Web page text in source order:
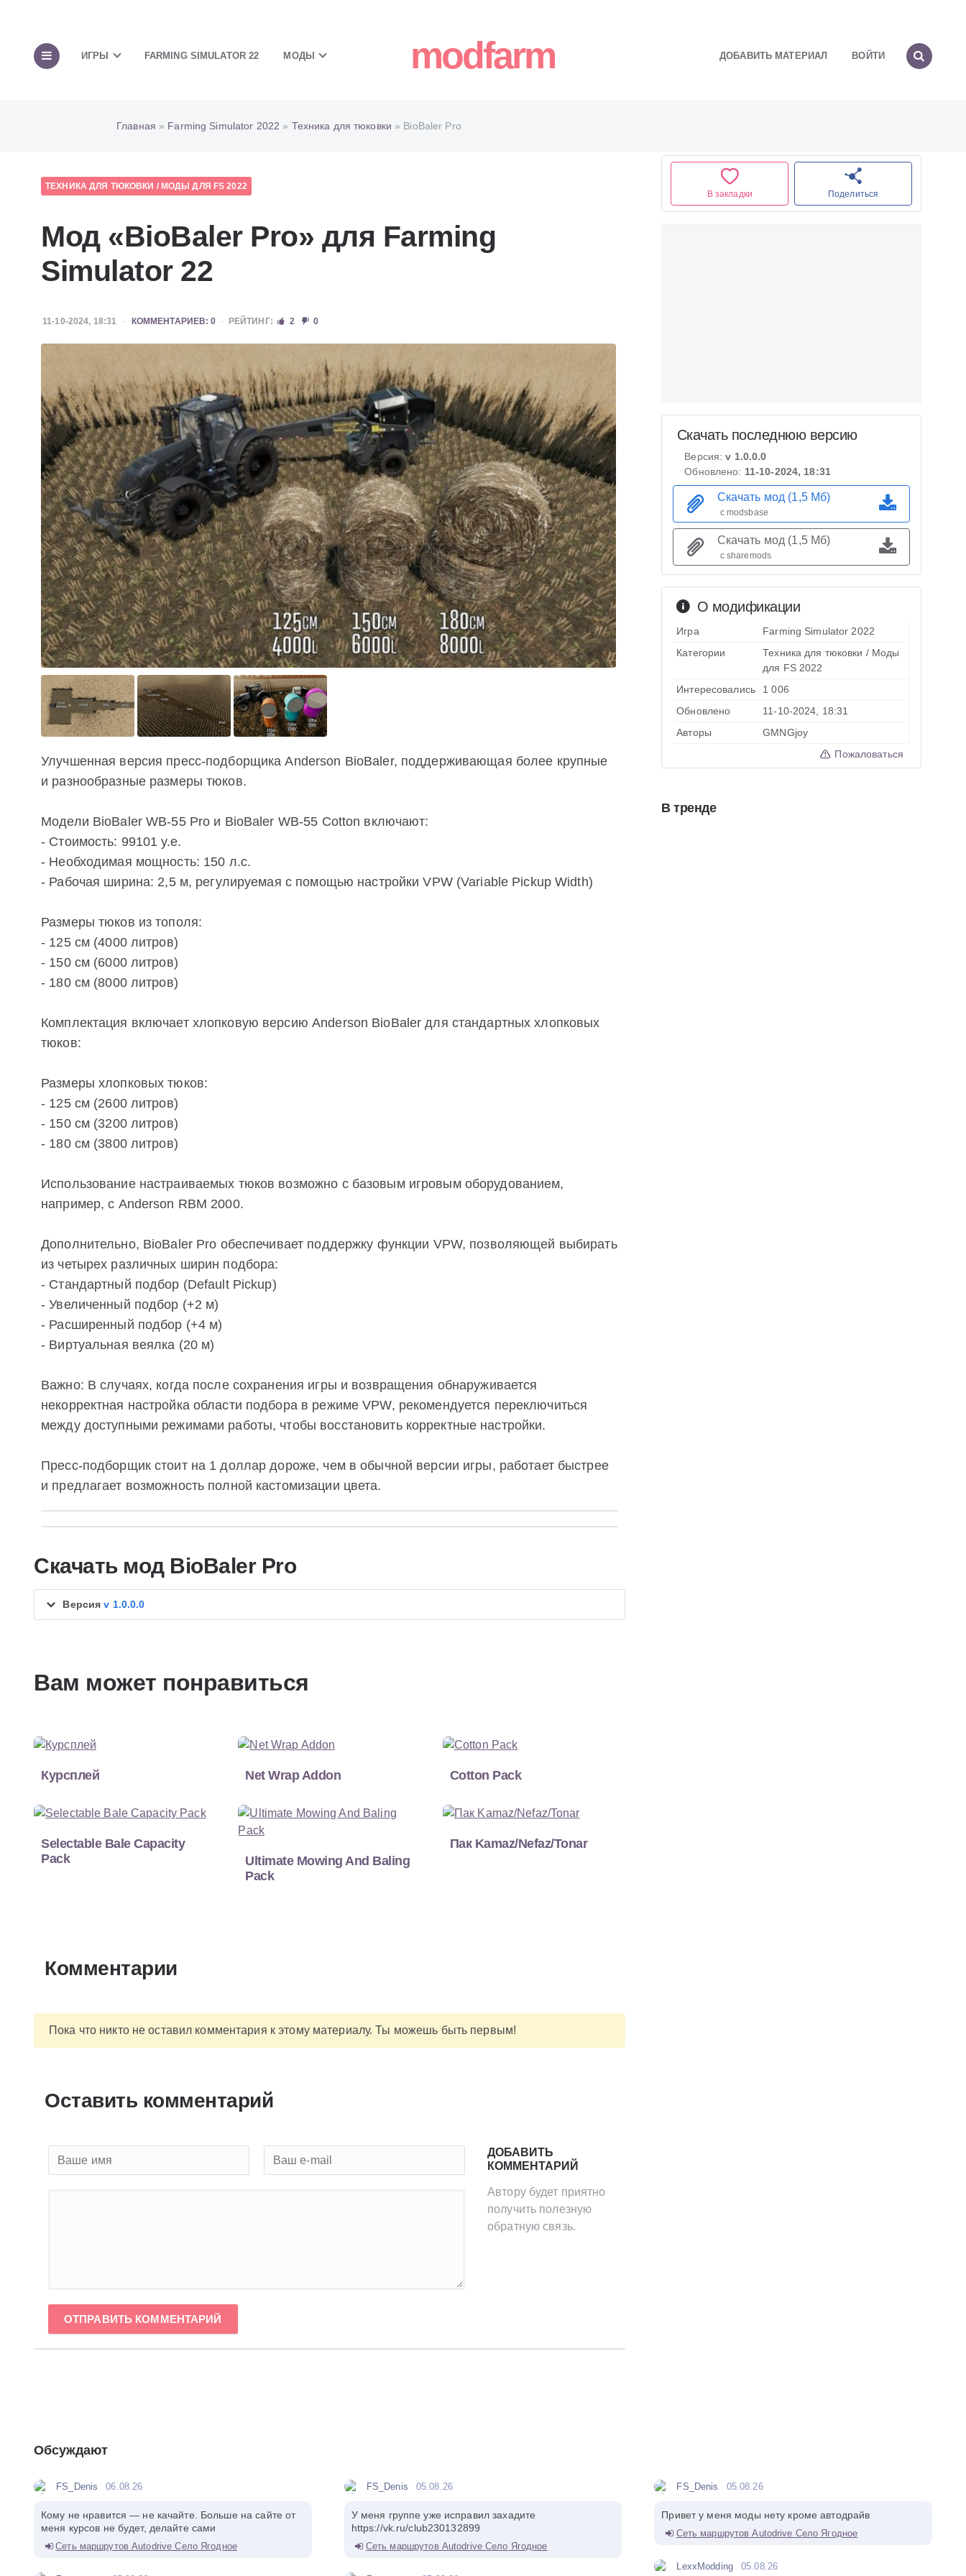
ИГРЫ FARMING SIMULATOR 22 МОДЫ modfarm ДОБАВИТЬ МАТЕРИАЛ ВОЙТИ
Главная » Farming Simulator 2022 » Техника для тюковки » BioBaler Pro
ТЕХНИКА ДЛЯ ТЮКОВКИ / МОДЫ ДЛЯ FS 2022
Мод «BioBaler Pro» для Farming
Simulator 22
11-10-2024, 18:31 КОММЕНТАРИЕВ: 0 РЕЙТИНГ: 2 0
Улучшенная версия пресс-подборщика Anderson BioBaler, поддерживающая более крупные
и разнообразные размеры тюков.
Модели BioBaler WB-55 Pro и BioBaler WB-55 Cotton включают:
- Стоимость: 99101 у.е.
- Необходимая мощность: 150 л.с.
- Рабочая ширина: 2,5 м, регулируемая с помощью настройки VPW (Variable Pickup Width)
Размеры тюков из тополя:
- 125 см (4000 литров)
- 150 см (6000 литров)
- 180 см (8000 литров)
Комплектация включает хлопковую версию Anderson BioBaler для стандартных хлопковых
тюков:
Размеры хлопковых тюков:
- 125 см (2600 литров)
- 150 см (3200 литров)
- 180 см (3800 литров)
Использование настраиваемых тюков возможно с базовым игровым оборудованием,
например, с Anderson RBM 2000.
Дополнительно, BioBaler Pro обеспечивает поддержку функции VPW, позволяющей выбирать
из четырех различных ширин подбора:
- Стандартный подбор (Default Pickup)
- Увеличенный подбор (+2 м)
- Расширенный подбор (+4 м)
- Виртуальная веялка (20 м)
Важно: В случаях, когда после сохранения игры и возвращения обнаруживается
некорректная настройка области подбора в режиме VPW, рекомендуется переключиться
между доступными режимами работы, чтобы восстановить корректные настройки.
Пресс-подборщик стоит на 1 доллар дороже, чем в обычной версии игры, работает быстрее
и предлагает возможность полной кастомизации цвета.
Скачать мод BioBaler Pro
Версияv 1.0.0.0
Вам может понравиться
Курсплей Net Wrap Addon Cotton Pack
Selectable Bale Capacity
Pack
Ultimate Mowing And Baling
Pack
Пак Kamaz/Nefaz/Tonar
Комментарии
Пока что никто не оставил комментария к этому материалу. Ты можешь быть первым!
Оставить комментарий
ДОБАВИТЬ
КОММЕНТАРИЙ
Автору будет приятно
получить полезную
обратную связь.
ОТПРАВИТЬ КОММЕНТАРИЙ
В закладки Поделиться
О модификации
Игра
Farming Simulator 2022
Категории
Техника для тюковки / Моды
для FS 2022
Интересовались
1 006
Обновлено
11-10-2024, 18:31
Авторы
GMNGjoy
Пожаловаться
Скачать последнюю версию
Версия:v 1.0.0.0
Обновлено: 11-10-2024, 18:31
Скачать мод (1,5 Мб)
с modsbase
Скачать мод (1,5 Мб)
с sharemods
В тренде
Обсуждают
FS_Denis 06.08.26
Кому не нравится — не качайте. Больше на сайте от
меня курсов не будет, делайте сами
Сеть маршрутов Autodrive Село Ягодное
FS_Denis 05.08.26
У меня группе уже исправил захадите
https://vk.ru/club230132899
Сеть маршрутов Autodrive Село Ягодное
FS_Denis 05.08.26
Привет у меня моды нету кроме автодрайв
Сеть маршрутов Autodrive Село Ягодное
LexxModding 05.08.26